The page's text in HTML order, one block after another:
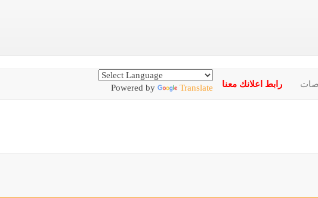
رابط اعلانك معنا Powered by Translate